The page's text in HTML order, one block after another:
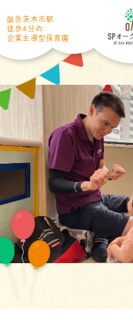
阪急茨木市駅
徒歩4分の
企業主導型保育園